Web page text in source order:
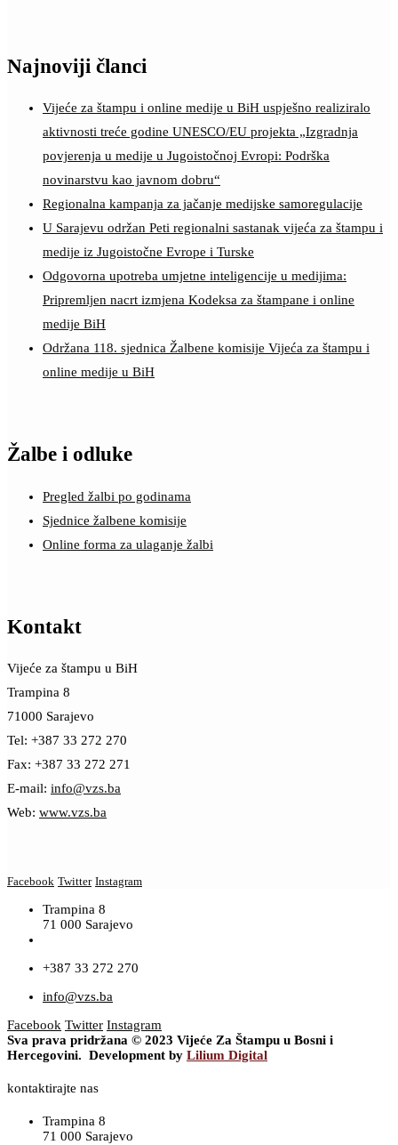
Najnoviji članci
Vijeće za štampu i online medije u BiH uspješno realiziralo
aktivnosti treće godine UNESCO/EU projekta „Izgradnja
povjerenja u medije u Jugoistočnoj Evropi: Podrška
novinarstvu kao javnom dobru“
Regionalna kampanja za jačanje medijske samoregulacije
U Sarajevu održan Peti regionalni sastanak vijeća za štampu i
medije iz Jugoistočne Evrope i Turske
Odgovorna upotreba umjetne inteligencije u medijima:
Pripremljen nacrt izmjena Kodeksa za štampane i online
medije BiH
Održana 118. sjednica Žalbene komisije Vijeća za štampu i
online medije u BiH
Žalbe i odluke
Pregled žalbi po godinama
Sjednice žalbene komisije
Online forma za ulaganje žalbi
Kontakt
Vijeće za štampu u BiH
Trampina 8
71000 Sarajevo
Tel: +387 33 272 270
Fax: +387 33 272 271
E-mail: info@vzs.ba
Web: www.vzs.ba
Facebook Twitter Instagram
Trampina 8
71 000 Sarajevo
+387 33 272 270
info@vzs.ba
Facebook Twitter Instagram
Sva prava pridržana © 2023 Vijeće Za Štampu u Bosni i
Hercegovini. Development by Lilium Digital
kontaktirajte nas
Trampina 8
71 000 Sarajevo